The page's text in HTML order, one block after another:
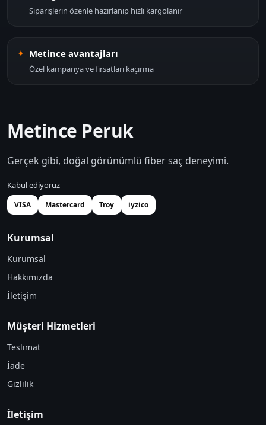
Siparişlerin özenle hazırlanıp hızlı kargolanır
Metince avantajları
Özel kampanya ve fırsatları kaçırma
Metince Peruk
Gerçek gibi, doğal görünümlü fiber saç deneyimi.
Kabul ediyoruz
VISA Mastercard Troy iyzico
Kurumsal
Kurumsal
Hakkımızda
İletişim
Müşteri Hizmetleri
Teslimat
İade
Gizlilik
İletişim